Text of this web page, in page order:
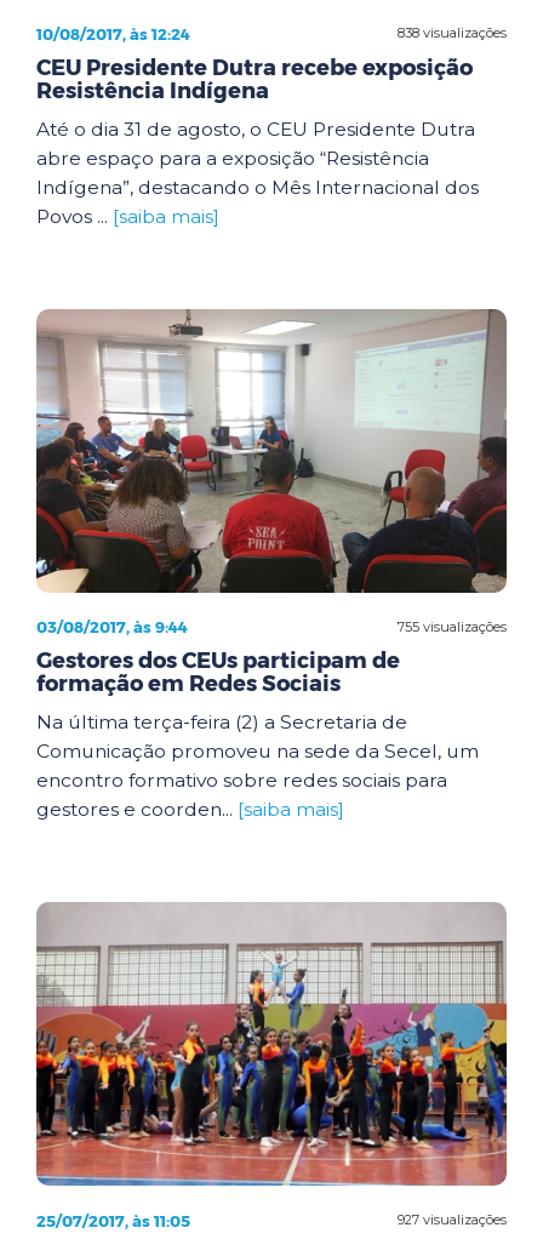
838 visualizações
10/08/2017, às 12:24
CEU Presidente Dutra recebe exposição
Resistência Indígena
Até o dia 31 de agosto, o CEU Presidente Dutra
abre espaço para a exposição “Resistência
Indígena”, destacando o Mês Internacional dos
Povos ... [saiba mais]
755 visualizações
03/08/2017, às 9:44
Gestores dos CEUs participam de
formação em Redes Sociais
Na última terça-feira (2) a Secretaria de
Comunicação promoveu na sede da Secel, um
encontro formativo sobre redes sociais para
gestores e coorden... [saiba mais]
927 visualizações
25/07/2017, às 11:05